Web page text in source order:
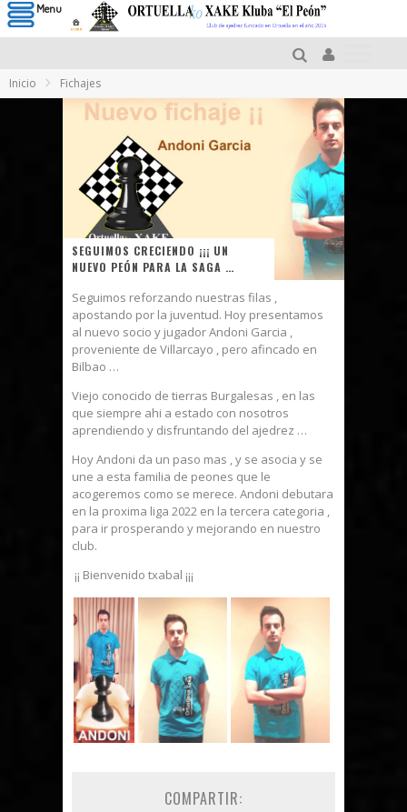
Inicio Fichajes
SEGUIMOS CRECIENDO ¡¡¡ UN
NUEVO PEÓN PARA LA SAGA …
Seguimos reforzando nuestras filas ,
apostando por la juventud. Hoy presentamos
al nuevo socio y jugador Andoni Garcia ,
proveniente de Villarcayo , pero afincado en
Bilbao …
Viejo conocido de tierras Burgalesas , en las
que siempre ahi a estado con nosotros
aprendiendo y disfruntando del ajedrez …
Hoy Andoni da un paso mas , y se asocia y se
une a esta familia de peones que le
acogeremos como se merece. Andoni debutara
en la proxima liga 2022 en la tercera categoria ,
para ir prosperando y mejorando en nuestro
club.
¡¡ Bienvenido txabal ¡¡¡
COMPARTIR:
Menu